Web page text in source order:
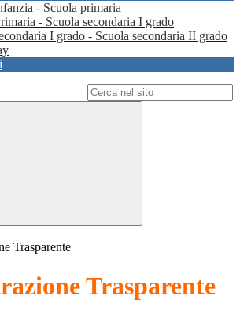
- Scuola primaria
- Scuola secondaria I grado
I grado - Scuola secondaria II grado
Trasparente
Trasparente